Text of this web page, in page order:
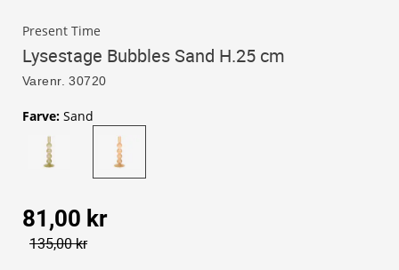
Present Time
Lysestage Bubbles Sand H.25 cm
Varenr. 30720
Farve: Sand
81,00 kr
135,00 kr